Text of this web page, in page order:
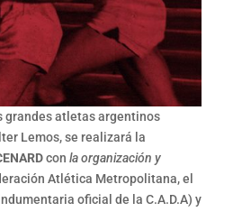
grandes atletas argentinos
Lemos, se realizará la
con la organización y
Atlética Metropolitana, el
oficial de la C.A.D.A) y